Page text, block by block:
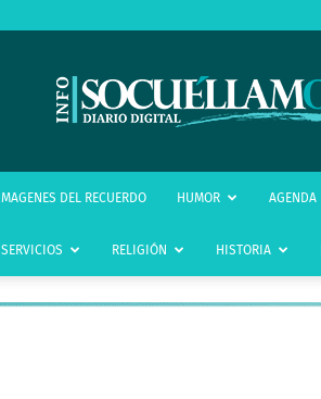
infoSocuéllamos
IMAGENES DEL RECUERDO HUMOR AGENDA
SERVICIOS RELIGIÓN HISTORIA